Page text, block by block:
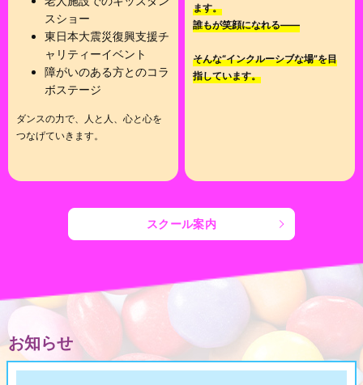
スショー
東日本大震災復興支援チ
ャリティーイベント
障がいのある方とのコラ
ボステージ
ダンスの力で、人と人、心と心を
つなげていきます。
ます。
誰もが笑顔になれる――
そんな“インクルーシブな場”を目
指しています。
スクール案内
お知らせ